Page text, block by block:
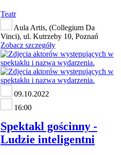
Teatr
Aula Artis, (Collegium Da
Vinci), ul. Kutrzeby 10, Poznań
Zobacz szczegóły
09.10.2022
16:00
Spektakl gościnny -
Ludzie inteligentni